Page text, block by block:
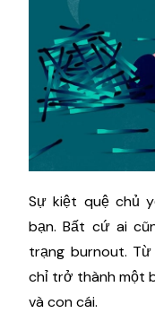
Sự kiệt quệ chủ
bạn. Bất cứ ai
trạng burnout.
chỉ trở thành một
và con cái.